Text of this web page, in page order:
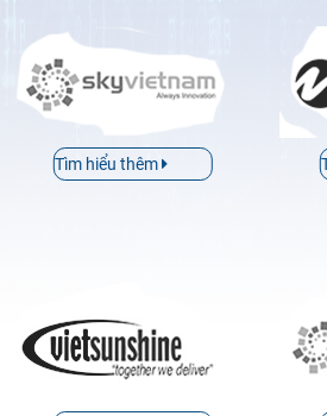
Tìm hiểu thêm